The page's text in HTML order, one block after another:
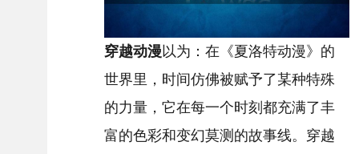
穿越动漫 以为：在《夏洛特动漫》的
世界里，时间仿佛被赋予了某种特殊
的力量，它在每一个时刻都充满了丰
富的色彩和变幻莫测的故事线。穿越